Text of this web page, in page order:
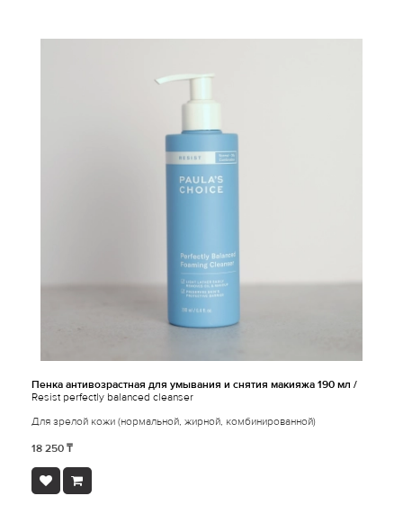
Пенка антивозрастная для умывания и снятия макияжа 190 мл /
Resist perfectly balanced cleanser
Для зрелой кожи (нормальной, жирной, комбинированной)
18 250 ₸